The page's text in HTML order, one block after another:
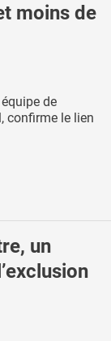
moins de
de
confirme le lien
un